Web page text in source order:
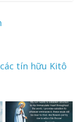
tín hữu Kitô